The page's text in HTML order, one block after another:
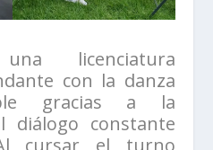
una licenciatura
con la danza
gracias a la
diálogo constante
cursar el turno